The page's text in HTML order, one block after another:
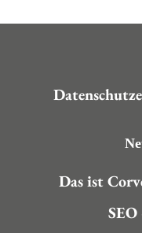
Das ist